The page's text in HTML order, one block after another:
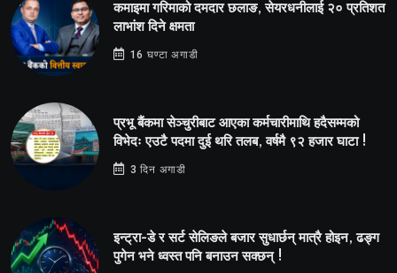
कमाइमा गरिमाको दमदार छलाङ, सेयरधनीलाई २० प्रतिशत
लाभांश दिने क्षमता
16 घण्टा अगाडी
प्रभू बैंकमा सेञ्चुरीबाट आएका कर्मचारीमाथि हदैसम्मको
विभेदः एउटै पदमा दुई थरि तलब, वर्षमै ९२ हजार घाटा !
3 दिन अगाडी
इन्ट्रा-डे र सर्ट सेलिङले बजार सुधार्छन् मात्रै होइन, ढङ्ग
पुगेन भने ध्वस्त पनि बनाउन सक्छन् !